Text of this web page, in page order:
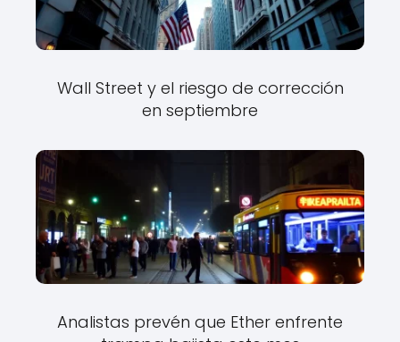
Wall Street y el riesgo de corrección
en septiembre
Analistas prevén que Ether enfrente